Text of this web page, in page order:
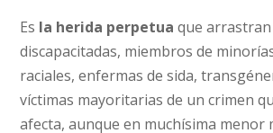
Es la herida perpetuaque
discapacitadas, miembros de
raciales, enfermas de sida,
víctimas mayoritarias de un crimen
afecta, aunque en muchísima menor